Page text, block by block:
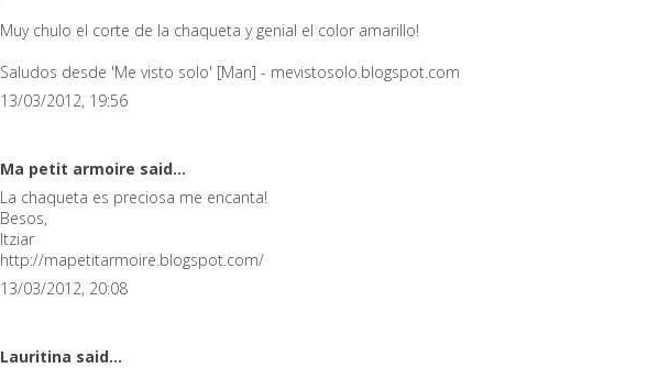
Muy chulo el corte de la chaqueta y genial el color amarillo!
Saludos desde 'Me visto solo' [Man] - mevistosolo.blogspot.com
13/03/2012, 19:56
Ma petit armoire said...
La chaqueta es preciosa me encanta!
Besos,
Itziar
http://mapetitarmoire.blogspot.com/
13/03/2012, 20:08
Lauritina said...